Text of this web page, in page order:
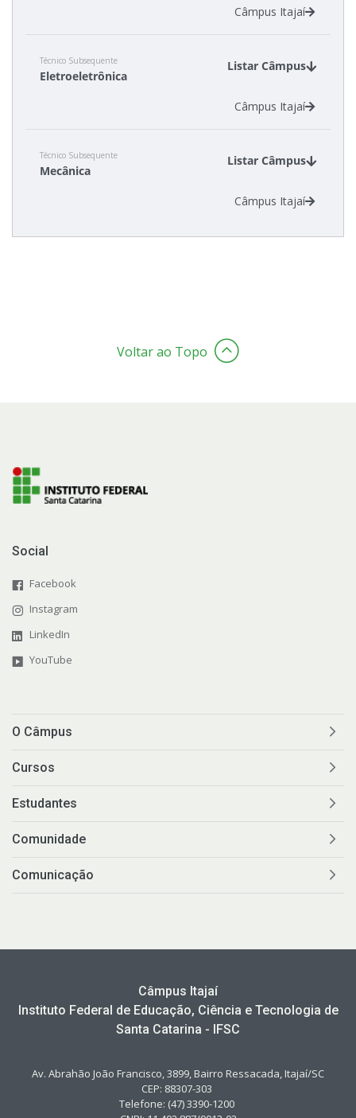
Câmpus Itajaí
Técnico Subsequente
Eletroeletrônica
Listar Câmpus
Câmpus Itajaí
Técnico Subsequente
Mecânica
Listar Câmpus
Câmpus Itajaí
Voltar ao Topo
Social
Facebook
Instagram
LinkedIn
YouTube
O Câmpus
Cursos
Estudantes
Comunidade
Comunicação
Câmpus Itajaí
Instituto Federal de Educação, Ciência e Tecnologia de
Santa Catarina - IFSC
Av. Abrahão João Francisco, 3899, Bairro Ressacada, Itajaí/SC
CEP: 88307-303
Telefone: (47) 3390-1200